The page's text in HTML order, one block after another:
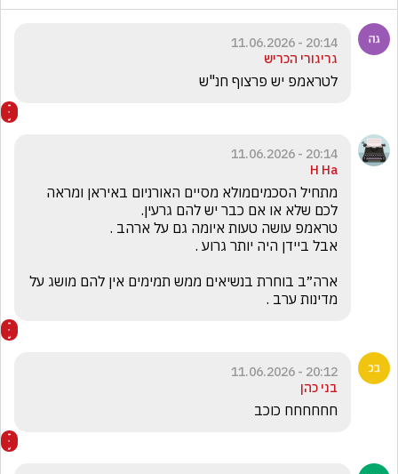
20:14 - 11.06.2026
גריגורי הכריש
לטראמפ יש פרצוף חנ"ש
20:14 - 11.06.2026
H Ha
מדינות ערב .
20:12 - 11.06.2026
בני כהן
חחחחחח כוכב